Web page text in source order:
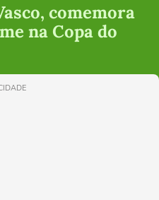
comemora
na Copa do